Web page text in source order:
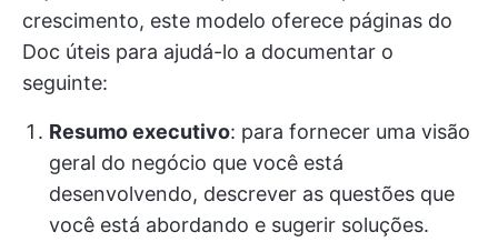
crescimento, este modelo oferece páginas do
Doc úteis para ajudá-lo a documentar o
seguinte:
Resumo executivo: para fornecer uma visão
geral do negócio que você está
desenvolvendo, descrever as questões que
você está abordando e sugerir soluções.